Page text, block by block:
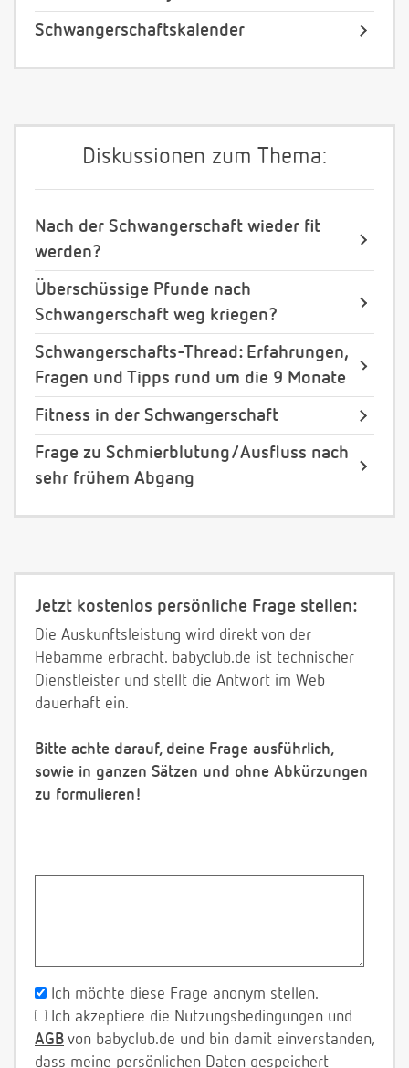
Schwangerschaftskalender
Diskussionen zum Thema:
Nach der Schwangerschaft wieder fit
werden?
Überschüssige Pfunde nach
Schwangerschaft weg kriegen?
Schwangerschafts-Thread: Erfahrungen,
Fragen und Tipps rund um die 9 Monate
Fitness in der Schwangerschaft
Frage zu Schmierblutung/Ausfluss nach
sehr frühem Abgang
Jetzt kostenlos persönliche Frage stellen:
Die Auskunftsleistung wird direkt von der
Hebamme erbracht. babyclub.de ist technischer
Dienstleister und stellt die Antwort im Web
dauerhaft ein.
Bitte achte darauf, deine Frage ausführlich,
sowie in ganzen Sätzen und ohne Abkürzungen
zu formulieren!
Ich möchte diese Frage anonym stellen.
Ich akzeptiere die Nutzungsbedingungen und
AGB von babyclub.de und bin damit einverstanden,
dass meine persönlichen Daten gespeichert